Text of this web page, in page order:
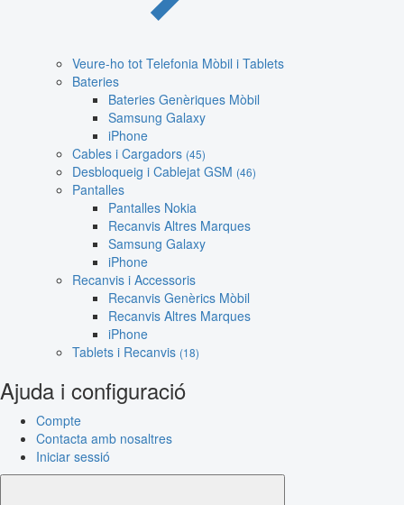
Veure-ho tot Telefonia Mòbil i Tablets
Bateries
Bateries Genèriques Mòbil
Samsung Galaxy
iPhone
Cables i Cargadors (45)
Desbloqueig i Cablejat GSM (46)
Pantalles
Pantalles Nokia
Recanvis Altres Marques
Samsung Galaxy
iPhone
Recanvis i Accessoris
Recanvis Genèrics Mòbil
Recanvis Altres Marques
iPhone
Tablets i Recanvis (18)
Ajuda i configuració
Compte
Contacta amb nosaltres
Iniciar sessió